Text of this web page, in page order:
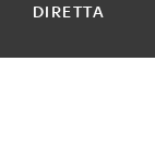
DIRETTA